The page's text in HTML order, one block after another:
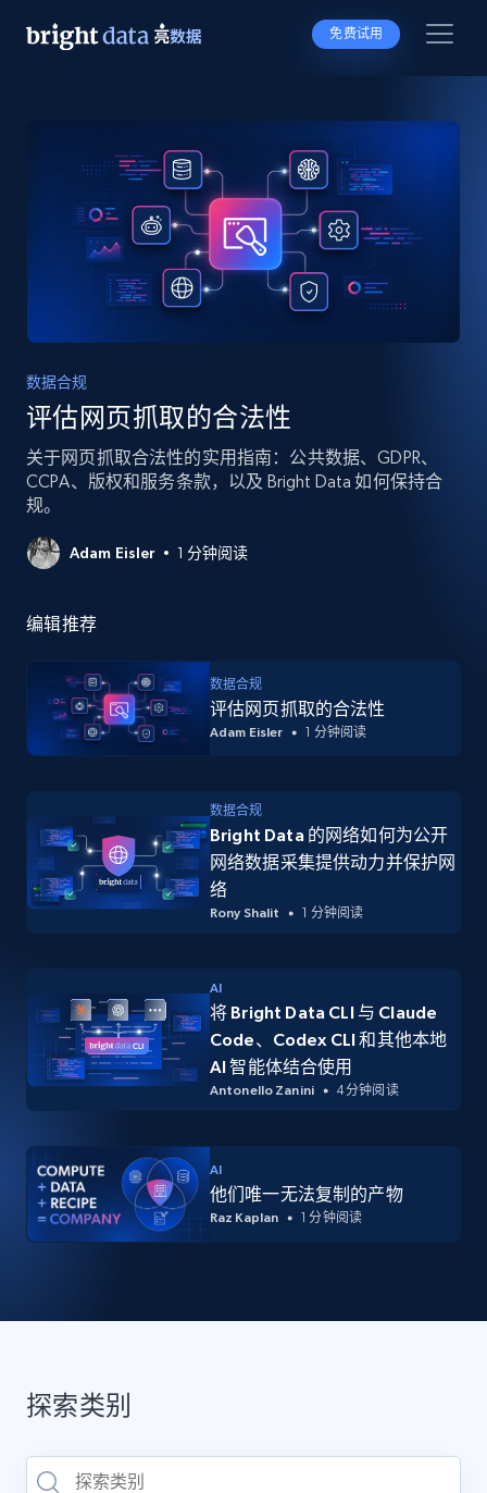
免费试用
数据合规
评估网页抓取的合法性
关于网页抓取合法性的实用指南：公共数据、GDPR、
CCPA、版权和服务条款，以及 Bright Data 如何保持合
规。
Adam Eisler 1 分钟阅读
编辑推荐
数据合规
评估网页抓取的合法性
Adam Eisler 1 分钟阅读
数据合规
Bright Data 的网络如何为公开
网络数据采集提供动力并保护网
络
Rony Shalit 1 分钟阅读
AI
将 Bright Data CLI 与 Claude
Code、Codex CLI 和其他本地
AI 智能体结合使用
Antonello Zanini 4 分钟阅读
AI
他们唯一无法复制的产物
Raz Kaplan 1 分钟阅读
探索类别